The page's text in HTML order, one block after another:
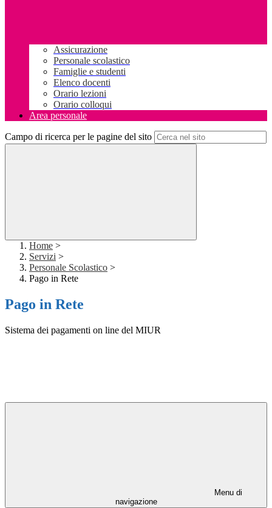
Assicurazione
Personale scolastico
Famiglie e studenti
Elenco docenti
Orario lezioni
Orario colloqui
Area personale
Campo di ricerca per le pagine del sito
Home >
Servizi >
Personale Scolastico >
Pago in Rete
Pago in Rete
Sistema dei pagamenti on line del MIUR
Menu di
navigazione